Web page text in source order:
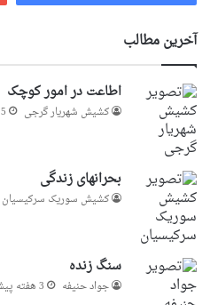
آخرین مطالب
اطاعت در امور کوچک
کشیش شهریار گرجى 5 روز پیش
بحرانهای زندگی
کشیش سوریک سرکیسیان
سنگ زنده
جواد حنیفه 3 هفته پیش